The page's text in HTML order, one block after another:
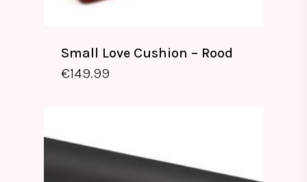
Small Love Cushion – Rood
€149.99
€149.99